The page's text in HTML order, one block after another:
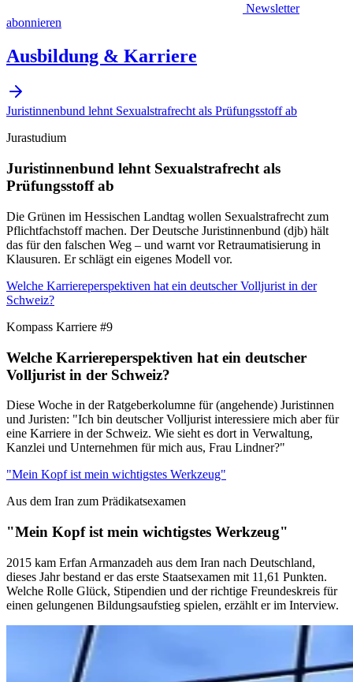
Newsletter
abonnieren
Ausbildung & Karriere
Juristinnenbund lehnt Sexualstrafrecht als Prüfungsstoff ab
Jurastudium
Juristinnenbund lehnt Sexualstrafrecht als
Prüfungsstoff ab
Die Grünen im Hessischen Landtag wollen Sexualstrafrecht zum
Pflichtfachstoff machen. Der Deutsche Juristinnenbund (djb) hält
das für den falschen Weg – und warnt vor Retraumatisierung in
Klausuren. Er schlägt ein eigenes Modell vor.
Welche Karriereperspektiven hat ein deutscher Volljurist in der
Schweiz?
Kompass Karriere #9
Welche Karriereperspektiven hat ein deutscher
Volljurist in der Schweiz?
Diese Woche in der Ratgeberkolumne für (angehende) Juristinnen
und Juristen: "Ich bin deutscher Volljurist interessiere mich aber für
eine Karriere in der Schweiz. Wie sieht es dort in Verwaltung,
Kanzlei und Unternehmen für mich aus, Frau Lindner?"
"Mein Kopf ist mein wichtigstes Werkzeug"
Aus dem Iran zum Prädikatsexamen
"Mein Kopf ist mein wichtigstes Werkzeug"
2015 kam Erfan Armanzadeh aus dem Iran nach Deutschland,
dieses Jahr bestand er das erste Staatsexamen mit 11,61 Punkten.
Welche Rolle Glück, Stipendien und der richtige Freundeskreis für
einen gelungenen Bildungsaufstieg spielen, erzählt er im Interview.